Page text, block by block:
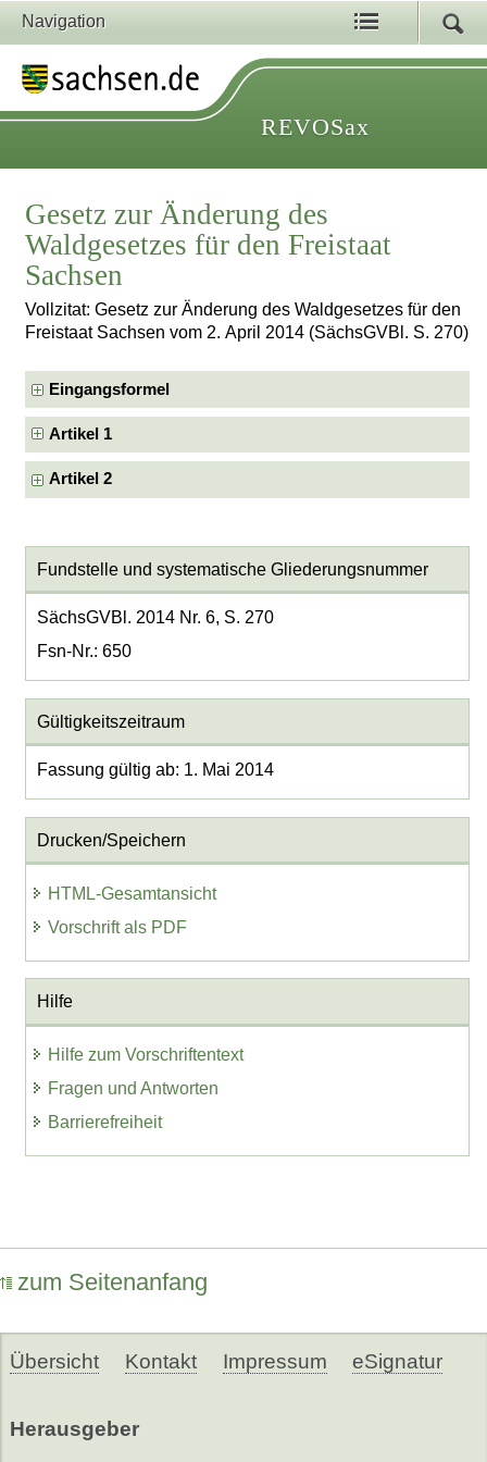
Navigation
REVOSax
Gesetz zur Änderung des
Waldgesetzes für den Freistaat
Sachsen
Vollzitat: Gesetz zur Änderung des Waldgesetzes für den
Freistaat Sachsen vom 2. April 2014 (SächsGVBl. S. 270)
Eingangsformel
Artikel 1
Artikel 2
Fundstelle und systematische Gliederungsnummer
SächsGVBl. 2014 Nr. 6, S. 270
Fsn-Nr.: 650
Gültigkeitszeitraum
Fassung gültig ab: 1. Mai 2014
Drucken/Speichern
HTML-Gesamtansicht
Vorschrift als PDF
Hilfe
Hilfe zum Vorschriftentext
Fragen und Antworten
Barrierefreiheit
zum Seitenanfang
Übersicht Kontakt Impressum eSignatur
Herausgeber